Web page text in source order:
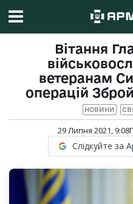
Вітання
ветеранам
операцій
НОВИНИ
29 Липня 2021, 9:08
Слідкуйте за